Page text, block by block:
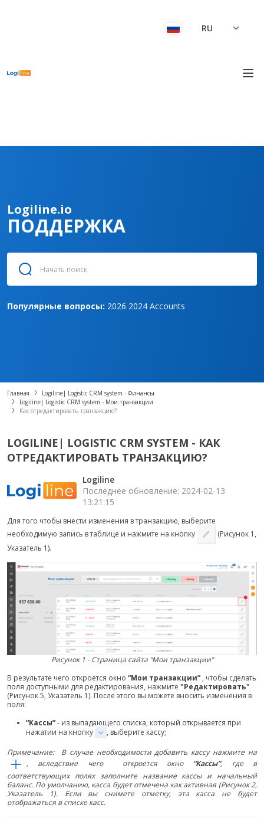
RU
Logiline.io
ПОДДЕРЖКА
Популярные вопросы: 2026 2024 Accounts
Главная
Logiline| Logistic CRM system - Финансы
Logiline| Logistic CRM system - Мои транзакции
Как отредактировать транзакцию?
LOGILINE| LOGISTIC CRM SYSTEM - КАК
ОТРЕДАКТИРОВАТЬ ТРАНЗАКЦИЮ?
Logiline
Последнее обновление: 2024-02-13
13:21:15
Для того чтобы внести изменения в транзакцию, выберите
необходимую запись в таблице и нажмите на кнопку
(Рисунок 1,
Указатель 1).
Рисунок 1 - Страница сайта “Мои транзакции”
В результате чего откроется окно “Мои транзакции” , чтобы сделать
поля доступными для редактирования, нажмите "Редактировать"
(Рисунок 5, Указатель 1). После этого вы можете вносить изменения в
поля:
“Кассы”- из выпадающего списка, который открывается при
нажатии на кнопку
, выберите кассу;
Примечание: В случае необходимости добавить кассу нажмите на
, вследствие чего откроется окно “Кассы”, где в
соответствующих полях заполните название кассы и начальный
баланс. По умолчанию, касса будет отмечена как активная (Рисунок 2,
Указатель 1). Если вы снимете отметку, эта касса не будет
отображаться в списке касс.